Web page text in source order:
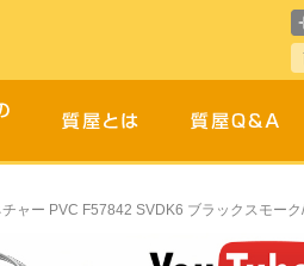
ャー PVC F57842 SVDK6 ブラックスモー